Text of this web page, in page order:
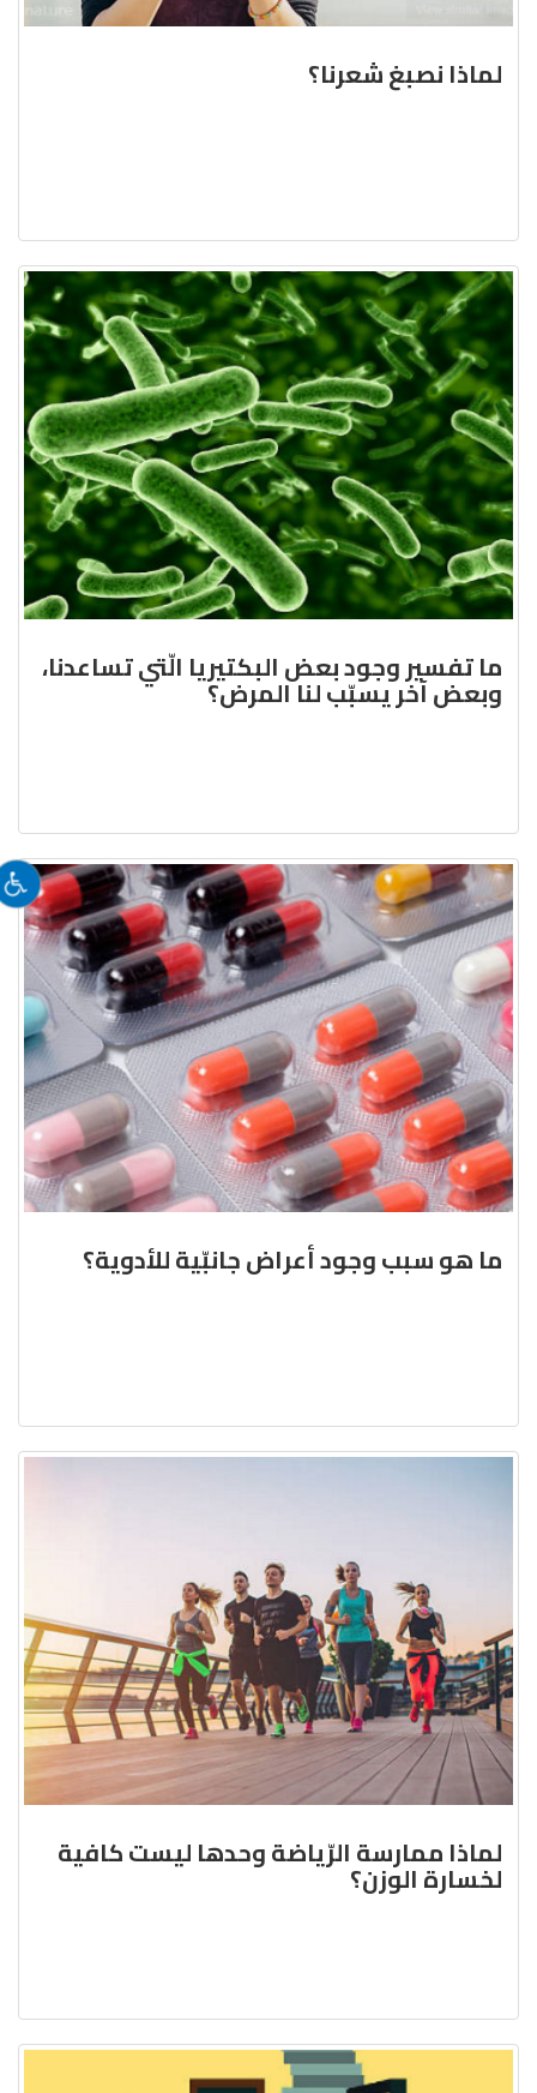
لماذا نصبغ شعرنا؟
ما تفسير وجود بعض البكتيريا الّتي تساعدنا،
وبعض آخر يسبّب لنا المرض؟
ما هو سبب وجود أعراض جانبّية للأدوية؟
لماذا ممارسة الرّياضة وحدها ليست كافية
لخسارة الوزن؟